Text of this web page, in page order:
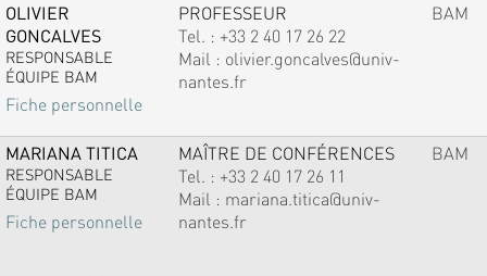
OLIVIER
GONCALVES
RESPONSABLE
ÉQUIPE BAM
Fiche personnelle
PROFESSEUR
Tel. : +33 2 40 17 26 22
Mail : olivier.goncalves@univ-
nantes.fr
BAM
MARIANA TITICA
RESPONSABLE
ÉQUIPE BAM
Fiche personnelle
MAÎTRE DE CONFÉRENCES
Tel. : +33 2 40 17 26 11
Mail : mariana.titica@univ-
nantes.fr
BAM